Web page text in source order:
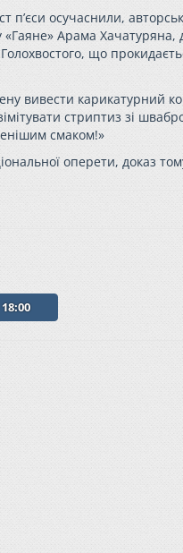
п’єси осучаснили,
Арама
що
вивести карикатурний
стриптиз зі
смаком!»
оперети, доказ